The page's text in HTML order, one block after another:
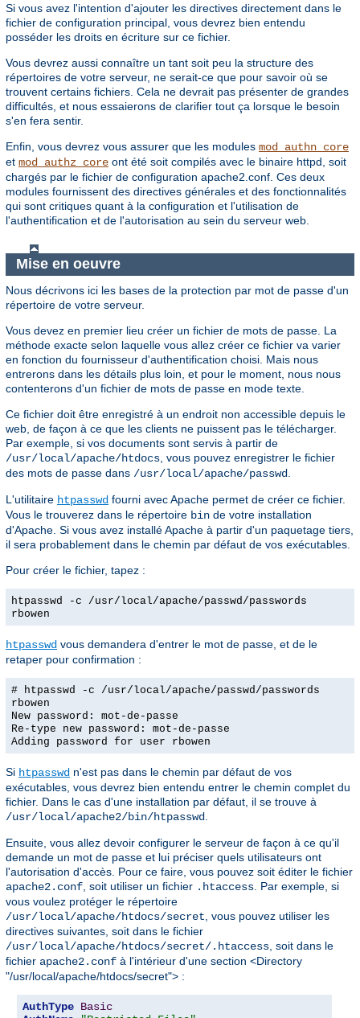
Si vous avez l'intention d'ajouter les directives directement dans le
fichier de configuration principal, vous devrez bien entendu
posséder les droits en écriture sur ce fichier.
Vous devrez aussi connaître un tant soit peu la structure des
répertoires de votre serveur, ne serait-ce que pour savoir où se
trouvent certains fichiers. Cela ne devrait pas présenter de grandes
difficultés, et nous essaierons de clarifier tout ça lorsque le besoin
s'en fera sentir.
Enfin, vous devrez vous assurer que les modules mod_authn_core
et mod_authz_core ont été soit compilés avec le binaire httpd, soit
chargés par le fichier de configuration apache2.conf. Ces deux
modules fournissent des directives générales et des fonctionnalités
qui sont critiques quant à la configuration et l'utilisation de
l'authentification et de l'autorisation au sein du serveur web.
Mise en oeuvre
Nous décrivons ici les bases de la protection par mot de passe d'un
répertoire de votre serveur.
Vous devez en premier lieu créer un fichier de mots de passe. La
méthode exacte selon laquelle vous allez créer ce fichier va varier
en fonction du fournisseur d'authentification choisi. Mais nous
entrerons dans les détails plus loin, et pour le moment, nous nous
contenterons d'un fichier de mots de passe en mode texte.
Ce fichier doit être enregistré à un endroit non accessible depuis le
web, de façon à ce que les clients ne puissent pas le télécharger.
Par exemple, si vos documents sont servis à partir de
/usr/local/apache/htdocs , vous pouvez enregistrer le fichier
des mots de passe dans /usr/local/apache/passwd
L'utilitaire htpasswd fourni avec Apache permet de créer ce fichier.
Vous le trouverez dans le répertoire bin de votre installation
d'Apache. Si vous avez installé Apache à partir d'un paquetage tiers,
il sera probablement dans le chemin par défaut de vos exécutables.
Pour créer le fichier, tapez :
htpasswd -c /usr/local/apache/passwd/passwords
rbowen
htpasswd vous demandera d'entrer le mot de passe, et de le
retaper pour confirmation :
# htpasswd -c /usr/local/apache/passwd/passwords
rbowen
New password: mot-de-passe
Re-type new password: mot-de-passe
Adding password for user rbowen
Si htpasswd n'est pas dans le chemin par défaut de vos
exécutables, vous devrez bien entendu entrer le chemin complet du
fichier. Dans le cas d'une installation par défaut, il se trouve à
/usr/local/apache2/bin/htpasswd
Ensuite, vous allez devoir configurer le serveur de façon à ce qu'il
demande un mot de passe et lui préciser quels utilisateurs ont
l'autorisation d'accès. Pour ce faire, vous pouvez soit éditer le fichier
apache2.conf , soit utiliser un fichier .htaccess . Par exemple, si
vous voulez protéger le répertoire
/usr/local/apache/htdocs/secret , vous pouvez utiliser les
directives suivantes, soit dans le fichier
/usr/local/apache/htdocs/secret/.htaccess , soit dans le
fichier apache2.conf à l'intérieur d'une section <Directory
"/usr/local/apache/htdocs/secret"> :
AuthType Basic